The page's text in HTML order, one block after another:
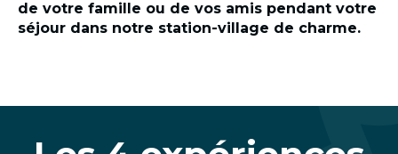
de votre famille ou de vos amis pendant votre
séjour dans notre station-village de charme.